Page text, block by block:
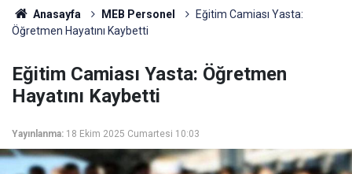
Anasayfa MEB Personel
Eğitim Camiası Yasta:
Öğretmen Hayatını Kaybetti
Eğitim Camiası Yasta: Öğretmen
Hayatını Kaybetti
Yayınlanma: 18 Ekim 2025 Cumartesi 10:03